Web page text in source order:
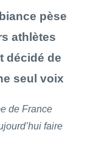
pèse
athlètes
décidé de
seul voix
de France
faire